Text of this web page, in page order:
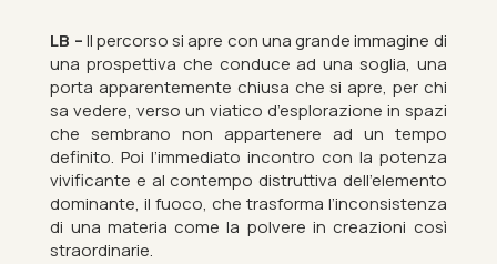
LB –Il per­corso si apre con una grande im­ma­gine di
una pros­pet­tiva che con­duce ad una soglia, una
porta ap­par­ente­mente chi­usa che si apre, per chi
sa vedere, verso un vi­atico d’esplorazione in spazi
che sem­brano non ap­partenere ad un tempo
definito. Poi l’im­me­di­ato in­con­tro con la po­tenza
viv­i­fic­ante e al con­tempo dis­trut­tiva dell’ele­mento
dom­in­ante, il fuoco, che tras­forma l’in­con­sistenza
di una ma­teria come la polvere in creaz­ioni così
straordin­arie.